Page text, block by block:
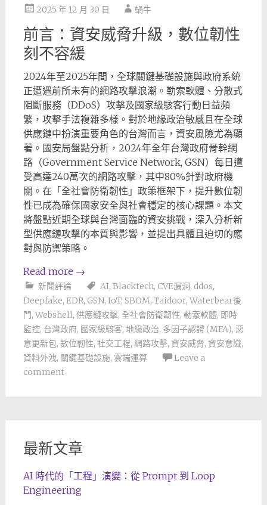
2025 年 12 月 30 日 蝸牛
前言：資安威脅升級，數位韌性
刻不容緩
2024年至2025年間，全球關鍵基礎設施與政府系統
正遭遇前所未有的網路攻擊浪潮。勒索軟體、分散式
阻斷服務（DDoS）攻擊及國家級駭客行動日益頻
繁，攻擊手法複雜多樣。對於地緣政治敏感且在全球
供應鏈中扮演重要角色的台灣而言，資安風險尤為顯
著。國安局盤點分析，2024年全年台灣政府骨幹網
路（Government Service Network, GSN）每日遭
受高達240萬次的網路攻擊，其中80%針對政府機
關。在「全社會防衛韌性」政策框架下，提升數位韌
性已成為確保國家安全與社會穩定的核心課題。本文
將盤點近期全球與台灣面臨的資安挑戰，深入分析新
型供應鏈攻擊的本質與影響，並提出具體且迫切的應
對與防禦策略。
Read more →
新聞評論 AI, Blacktech, CVE漏洞, ddos,
Deepfake, EDR, GSN, IoT, SBOM, Taidoor, Waterbear後
門, Webshell, 供應鏈攻擊, 全社會防衛韌性, 勒索軟體, 即時
監控, 台灣政府, 國家級駭客, 地緣政治, 多因子認證 (MFA), 惡
意更新包, 數位韌性, 社交工程, 網路攻擊, 資安威脅, 資安意識,
資料外洩, 關鍵基礎設施, 雲端運算
Leave a
comment
最新文章
AI 時代的「工程」演變：從 Prompt 到 Loop
Engineering